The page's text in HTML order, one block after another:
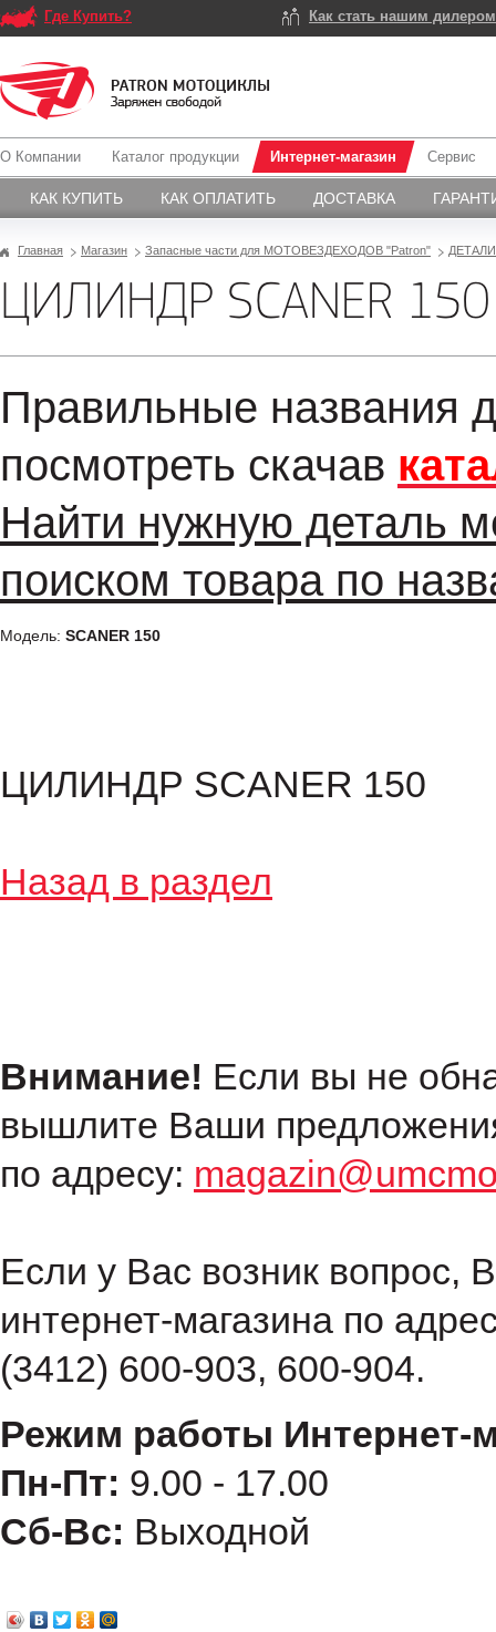
Где Купить? Как стать нашим
О Компании Каталог продукции Интернет-магазин
КАК КУПИТЬ КАК ОПЛАТИТЬ ДОСТАВКА
Сервис
Главная Магазин Запасные части для МОТОВЕЗДЕХОДОВ "Patron"
ЦИЛИНДР SCANER 150
Правильные названия
посмотреть скачав
Найти нужную деталь
поиском товара по
Модель: SCANER 150
ЦИЛИНДР SCANER 150
Назад в раздел
Внимание! Если вы не
вышлите Ваши
по адресу:
Если у Вас возник вопрос,
интернет-магазина по
(3412) 600-903, 600-904.
Режим работы Интернет-
Пн-Пт: 9.00 - 17.00
Сб-Вс: Выходной